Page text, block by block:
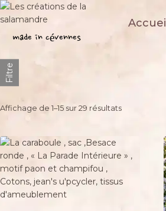
Aller
au
contenu
Les créations de la salamandre
made in cévennes
Accueil
Affichage de 1–15 sur 29 résultatsTrié
récent
au
Filtre